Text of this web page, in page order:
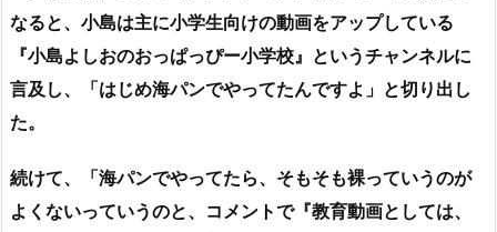
なると、小島は主に小学生向けの動画をアップしている
『小島よしおのおっぱっぴー小学校』というチャンネルに
言及し、「はじめ海パンでやってたんですよ」と切り出し
た。
続けて、「海パンでやってたら、そもそも裸っていうのが
よくないっていうのと、コメントで『教育動画としては、